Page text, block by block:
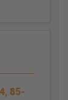
85-